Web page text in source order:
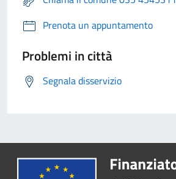
Prenota un appuntamento
Problemi in città
Segnala disservizio